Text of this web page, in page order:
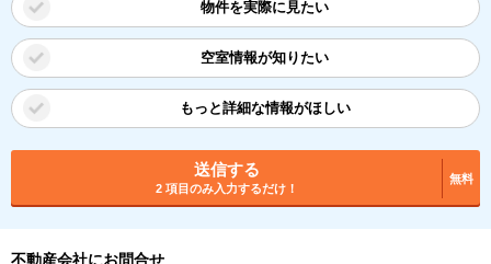
物件を実際に見たい
空室情報が知りたい
もっと詳細な情報がほしい
送信する
2 項目のみ入力するだけ！
無料
不動産会社にお問合せ